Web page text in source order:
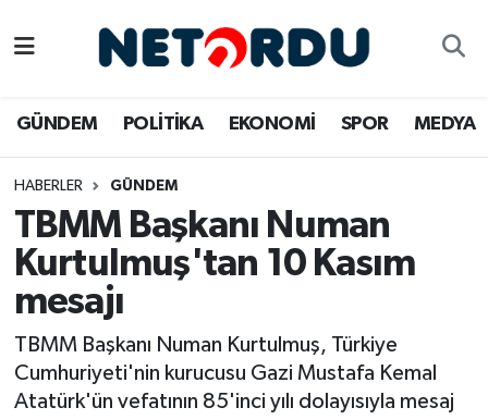
GÜNDEM POLİTİKA EKONOMİ SPOR MEDYA
HABERLER GÜNDEM
TBMM Başkanı Numan
Kurtulmuş'tan 10 Kasım
mesajı
TBMM Başkanı Numan Kurtulmuş, Türkiye
Cumhuriyeti'nin kurucusu Gazi Mustafa Kemal
Atatürk'ün vefatının 85'inci yılı dolayısıyla mesaj
DÜNYA
EĞİTİM
EKONOMİ
EMLAK
Namaz Vakitleri
Trafik Durumu
Süper Lig Puan Durumu ve Fikstür
Tüm Manşetler